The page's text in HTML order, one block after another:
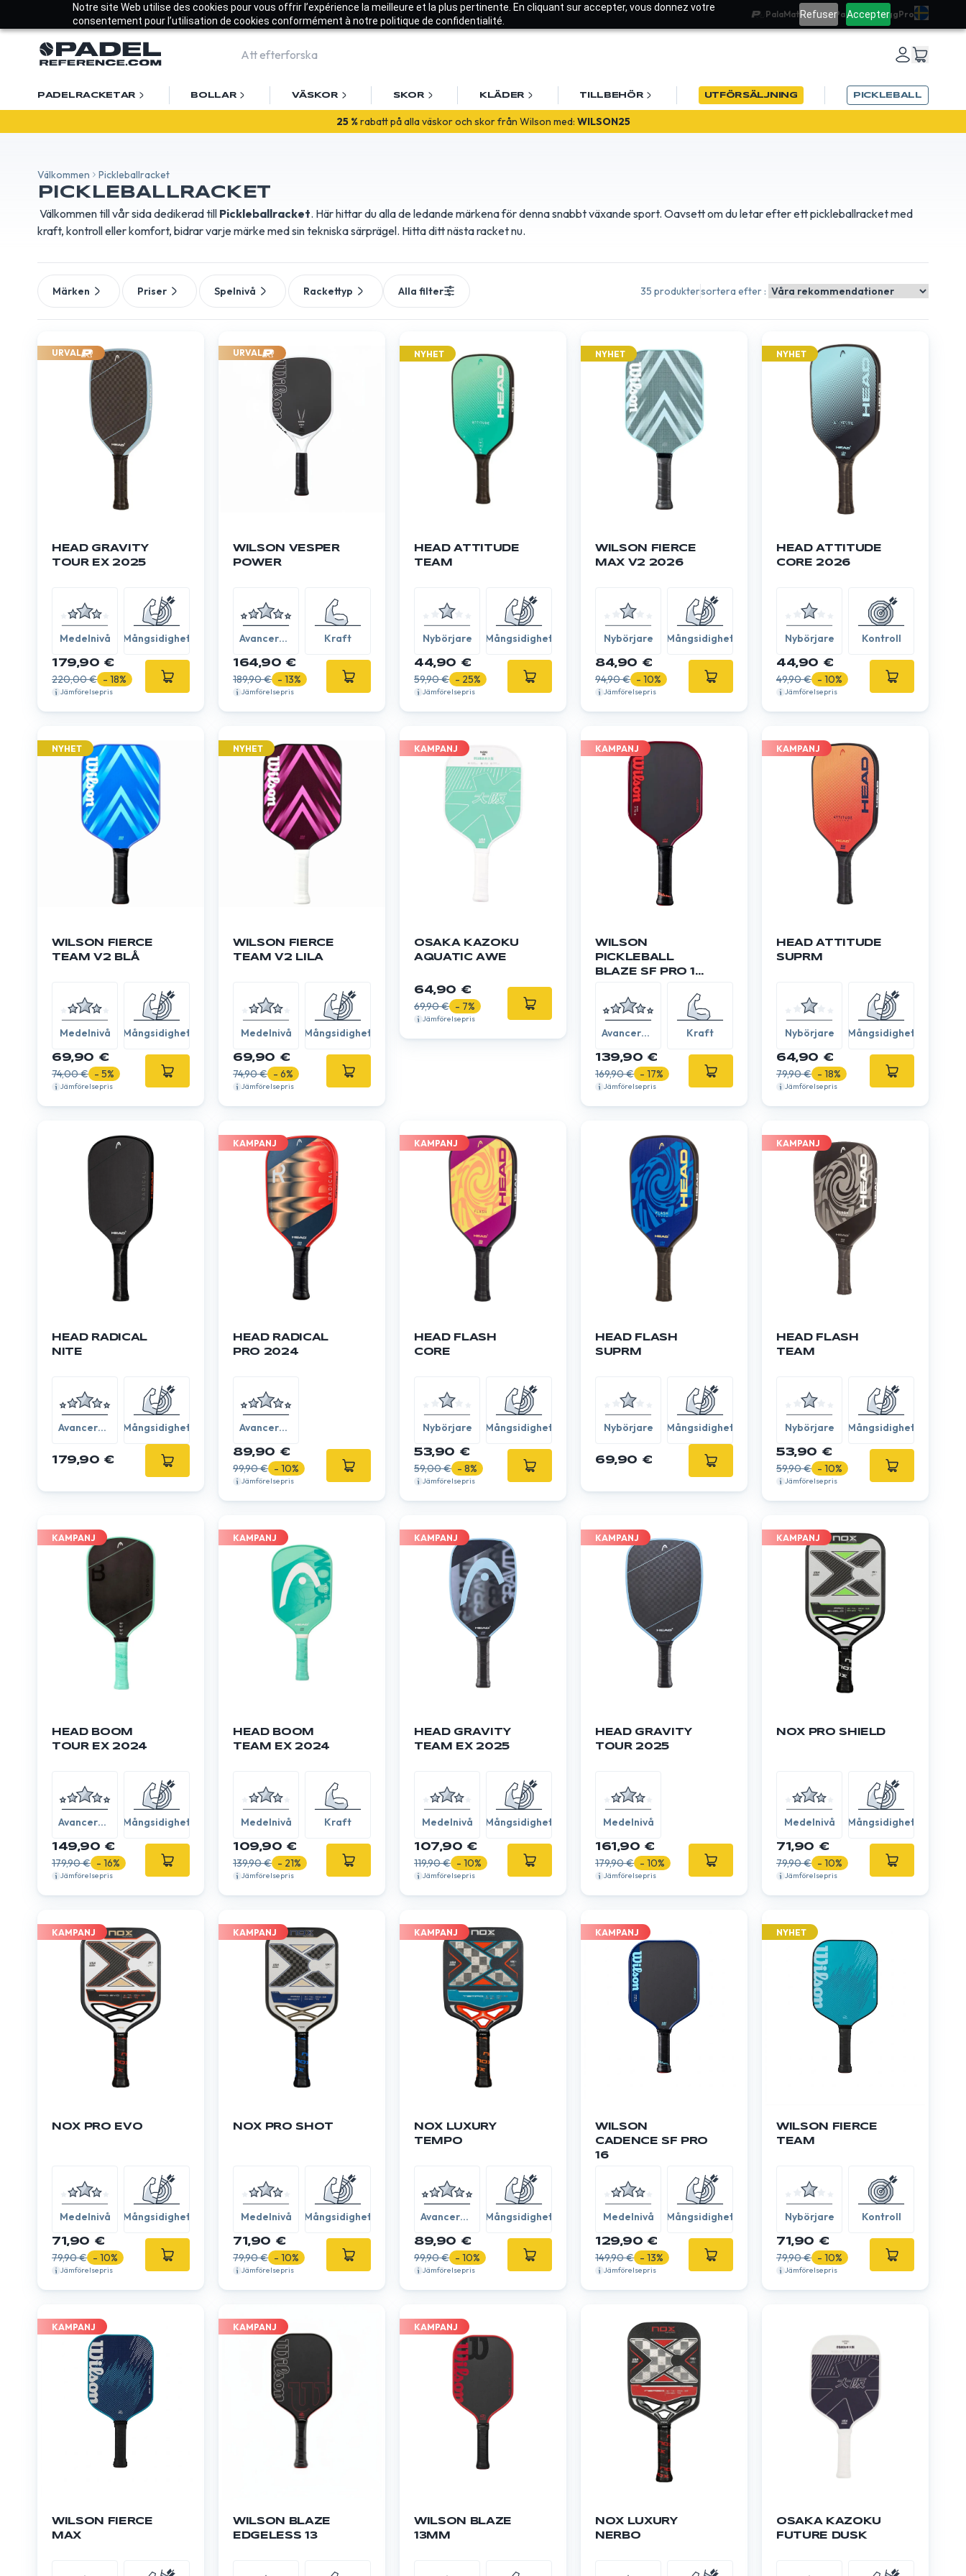
Notre site Web utilise des cookies pour vous offrir l’expérience la meilleure et la plus pertinente. En cliquant sur accepter, vous donnez votre
consentement pour l’utilisation de cookies conformément à notre politique de confidentialité.
Refuser Accepter
PalaMatchTeam PadelRefBloggPro
PADELRACKETAR BOLLAR VÄSKOR SKOR KLÄDER TILLBEHÖR UTFÖRSÄLJNING PICKLEBALL
Välkommen! Få10% rabatt på din första beställningmedVALKOMMEN26
Välkommen Pickleballracket
PICKLEBALLRACKET
Välkommen till vår sida dedikerad till Pickleballracket. Här hittar du alla de ledande märkena för denna snabbt växande sport. Oavsett om du letar efter ett pickleballracket med
kraft, kontroll eller komfort, bidrar varje märke med sin tekniska särprägel. Hitta ditt nästa racket nu.
URVAL
HEAD GRAVITY
TOUR EX 2025
Medelnivå Mångsidighet
179,90 €
220,00 € - 18%
Jämförelsepris
URVAL
WILSON VESPER
POWER
Avancerad
Kraft
164,90 €
189,90 € - 13%
Jämförelsepris
NYHET
HEAD ATTITUDE
TEAM
Nybörjare Mångsidighet
44,90 €
59,90 € - 25%
Jämförelsepris
NYHET
WILSON FIERCE
MAX V2 2026
Nybörjare Mångsidighet
84,90 €
94,90 € - 10%
Jämförelsepris
NYHET
HEAD ATTITUDE
CORE 2026
Nybörjare Kontroll
44,90 €
49,90 € - 10%
Jämförelsepris
NYHET
WILSON FIERCE
TEAM V2 BLÅ
Medelnivå Mångsidighet
69,90 €
74,00 € - 5%
Jämförelsepris
NYHET
WILSON FIERCE
TEAM V2 LILA
Medelnivå Mångsidighet
69,90 €
74,90 € - 6%
Jämförelsepris
KAMPANJ
OSAKA KAZOKU
AQUATIC AWE
64,90 €
69,90 € - 7%
Jämförelsepris
KAMPANJ
WILSON
PICKLEBALL
BLAZE SF PRO 13
Avancerad
Kraft
139,90 €
169,90 € - 17%
Jämförelsepris
KAMPANJ
HEAD ATTITUDE
SUPRM
Nybörjare Mångsidighet
64,90 €
79,90 € - 18%
Jämförelsepris
HEAD RADICAL
NITE
Avancerad
Mångsidighet
179,90 €
KAMPANJ
HEAD RADICAL
PRO 2024
Avancerad
89,90 €
99,90 € - 10%
Jämförelsepris
KAMPANJ
HEAD FLASH
CORE
Nybörjare Mångsidighet
53,90 €
59,00 € - 8%
Jämförelsepris
HEAD FLASH
SUPRM
Nybörjare Mångsidighet
69,90 €
KAMPANJ
HEAD FLASH
TEAM
Nybörjare Mångsidighet
53,90 €
59,90 € - 10%
Jämförelsepris
KAMPANJ
HEAD BOOM
TOUR EX 2024
Avancerad
Mångsidighet
149,90 €
179,90 € - 16%
Jämförelsepris
KAMPANJ
HEAD BOOM
TEAM EX 2024
Medelnivå Kraft
109,90 €
139,90 € - 21%
Jämförelsepris
KAMPANJ
HEAD GRAVITY
TEAM EX 2025
Medelnivå Mångsidighet
107,90 €
119,90 € - 10%
Jämförelsepris
KAMPANJ
HEAD GRAVITY
TOUR 2025
Medelnivå
161,90 €
179,90 € - 10%
Jämförelsepris
KAMPANJ
NOX PRO SHIELD
Medelnivå Mångsidighet
71,90 €
79,90 € - 10%
Jämförelsepris
KAMPANJ
NOX PRO EVO
Medelnivå Mångsidighet
71,90 €
79,90 € - 10%
Jämförelsepris
KAMPANJ
NOX PRO SHOT
Medelnivå Mångsidighet
71,90 €
79,90 € - 10%
Jämförelsepris
KAMPANJ
NOX LUXURY
TEMPO
Avancerad
Mångsidighet
89,90 €
99,90 € - 10%
Jämförelsepris
KAMPANJ
WILSON
CADENCE SF PRO
16
Medelnivå Mångsidighet
129,90 €
149,90 € - 13%
Jämförelsepris
NYHET
WILSON FIERCE
TEAM
Nybörjare Kontroll
71,90 €
79,90 € - 10%
Jämförelsepris
KAMPANJ
WILSON FIERCE
MAX
KAMPANJ
WILSON BLAZE
EDGELESS 13
KAMPANJ
WILSON BLAZE
13MM
NOX LUXURY
NERBO
OSAKA KAZOKU
FUTURE DUSK
Märken Priser Spelnivå Rackettyp Alla filter 35 produktersortera efter :